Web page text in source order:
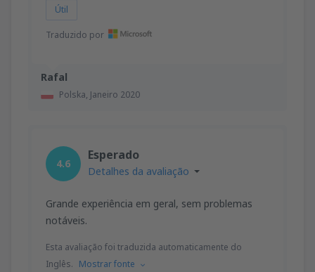
Rafal
Polska, Janeiro 2020
Útil
Traduzido por
4.6
Esperado
Detalhes da avaliação
Grande experiência em geral, sem problemas
notáveis.
Esta avaliação foi traduzida automaticamente do
Inglês. Mostrar fonte